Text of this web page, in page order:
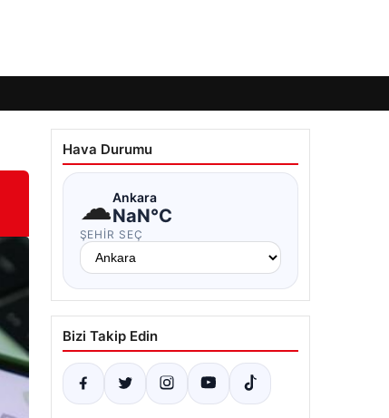
Hava Durumu
☁Ankara
NaN°C
ŞEHIR SEÇ
Bizi Takip Edin